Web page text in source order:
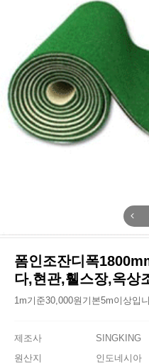
폼인조잔디폭
다,현관,휄스장,옥상
1m기준30,000원기본5m이상입
제조사
SINGKING
원산지
인도네시아